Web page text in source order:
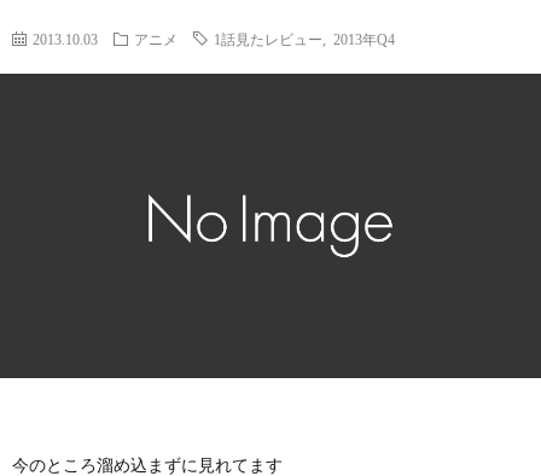
2013.10.03 アニメ 1話見たレビュー 2013年Q4
今のところ溜め込まずに見れてます